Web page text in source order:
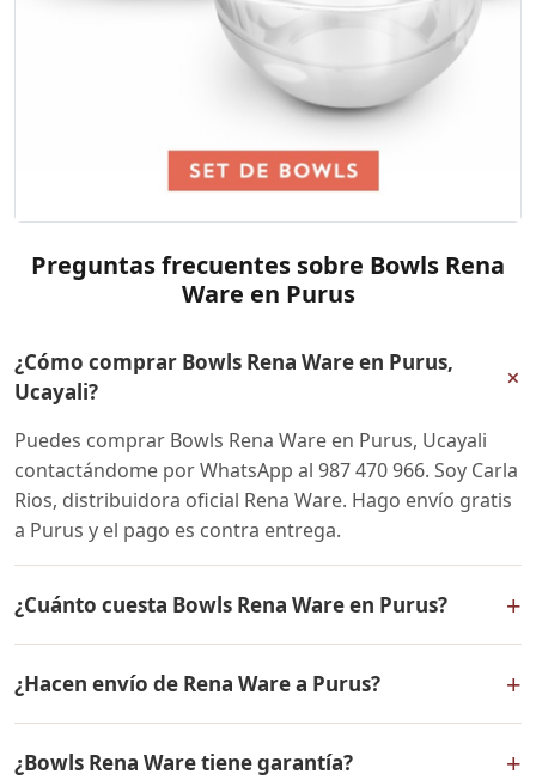
Preguntas frecuentes sobre Bowls Rena
Ware en Purus
¿Cómo comprar Bowls Rena Ware en Purus,
Ucayali?
+
Puedes comprar Bowls Rena Ware en Purus, Ucayali
contactándome por WhatsApp al 987 470 966. Soy Carla
Rios, distribuidora oficial Rena Ware. Hago envío gratis
a Purus y el pago es contra entrega.
¿Cuánto cuesta Bowls Rena Ware en Purus? +
Perú. Contáctame por WhatsApp para conocer el precio
actual, promociones disponibles y facilidades de pago
en cuotas desde el 10% de inicial.
¿Hacen envío de Rena Ware a Purus? +
Ucayali y a todo el Perú. El pago es contra entrega.
¿Bowls Rena Ware tiene garantía? +